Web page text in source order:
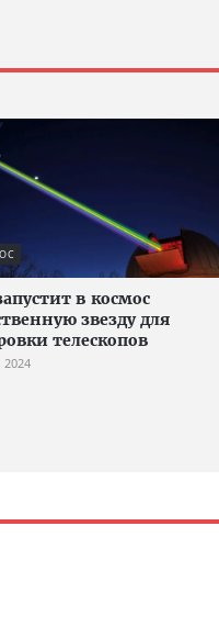
в космос
звезду для
телескопов